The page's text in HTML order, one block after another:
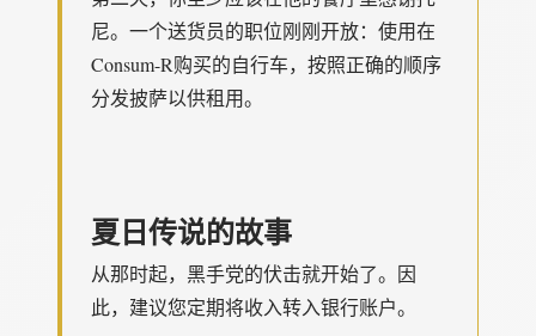
尼。一个送货员的职位刚刚开放：使用在
Consum-R购买的自行车，按照正确的顺序
分发披萨以供租用。
夏日传说的故事
从那时起，黑手党的伏击就开始了。因
此，建议您定期将收入转入银行账户。